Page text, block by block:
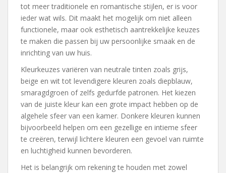
tot meer traditionele en romantische stijlen, er is voor
ieder wat wils. Dit maakt het mogelijk om niet alleen
functionele, maar ook esthetisch aantrekkelijke keuzes
te maken die passen bij uw persoonlijke smaak en de
inrichting van uw huis.
Kleurkeuzes variëren van neutrale tinten zoals grijs,
beige en wit tot levendigere kleuren zoals diepblauw,
smaragdgroen of zelfs gedurfde patronen. Het kiezen
van de juiste kleur kan een grote impact hebben op de
algehele sfeer van een kamer. Donkere kleuren kunnen
bijvoorbeeld helpen om een gezellige en intieme sfeer
te creëren, terwijl lichtere kleuren een gevoel van ruimte
en luchtigheid kunnen bevorderen.
Het is belangrijk om rekening te houden met zowel